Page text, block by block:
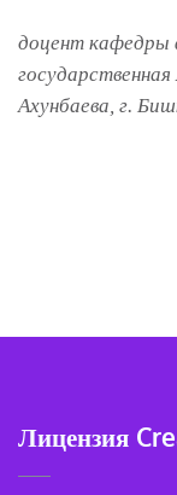
доцент кафедры
Ахунбаева, г.
Лицензия